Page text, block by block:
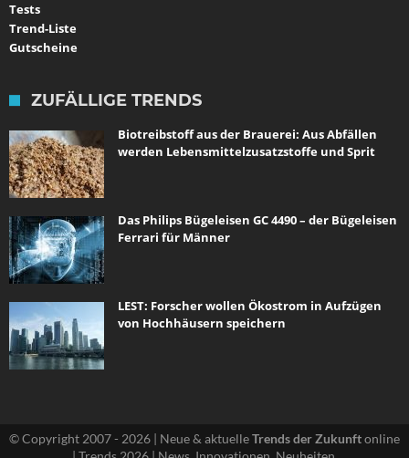
Tests
Trend-Liste
Gutscheine
ZUFÄLLIGE TRENDS
Biotreibstoff aus der Brauerei: Aus Abfällen
werden Lebensmittelzusatzstoffe und Sprit
Das Philips Bügeleisen GC 4490 – der Bügeleisen
Ferrari für Männer
LEST: Forscher wollen Ökostrom in Aufzügen
von Hochhäusern speichern
© Copyright 2007 - 2026 | Neue & aktuelleTrends der Zukunftonline